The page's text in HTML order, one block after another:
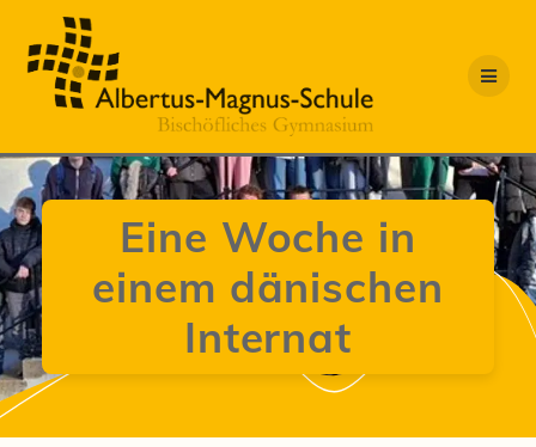
Eine Woche in
einem dänischen
Internat